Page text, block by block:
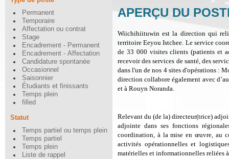
Permanent
Temporaire
Affectation ou contrat
Stage
Encadrement - Permanent
Encadrement - Affectation
Candidature spontanée
Occasionnel
Saisonnier
Étudiants et finissants
Temps plein
filled
Statut
Temps partiel ou temps plein
Temps partiel
Temps plein
Liste de rappel
APERÇU DU
Wiichihiituwin est la direction qui
territoire Eeyou Istchee. Le service
de 33 000 visites clients (patients et
recevoir des services de santé, des
dans l'un de nos 4 sites d'opérations :
direction collabore également avec
et à Rouyn Noranda.
Relevant du (de la) directeur(trice)
adjointe dans ses fonctions
coordination, à la mise en œuvre, au
activités opérationnelles et
matérielles et informationnelles reliées